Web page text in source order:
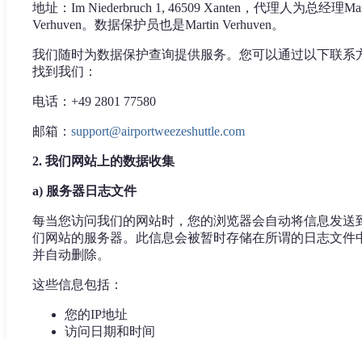
地址：Im Niederbruch 1, 46509 Xanten，代理人为总经理
Verhuven。数据保护员也是Martin Verhuven。
我们随时为数据保护查询提供服务。您可以通过以下联系
找到我们：
电话：+49 2801 77580
邮箱： support@airportweezeshuttle.com
2. 我们网站上的数据收集
a) 服务器日志文件
每当您访问我们的网站时，您的浏览器会自动将信息发送
们网站的服务器。此信息会被暂时存储在所谓的日志文件
并自动删除。
这些信息包括：
您的IP地址
访问日期和时间